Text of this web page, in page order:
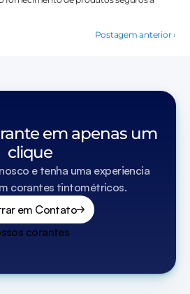
Postagem anterior ›
em apenas um
clique
e tenha uma experiencia
corantes tintométricos.
em Contato
corantes